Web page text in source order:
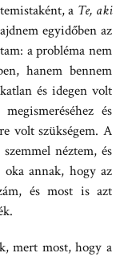
a Te, aki
egyidőben az
a probléma nem
hanem bennem
és idegen volt
és
volt szükségem. A
néztem, és
annak, hogy az
és most is azt
mert most, hogy a